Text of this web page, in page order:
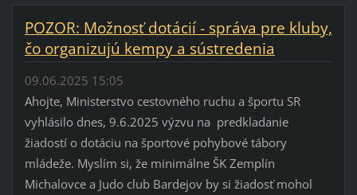
POZOR: Možnosť dotácií - správa pre kluby,
čo organizujú kempy a sústredenia
09.06.2025 15:05
Ahojte, Ministerstvo cestovného ruchu a športu SR
vyhlásilo dnes, 9.6.2025 výzvu na predkladanie
žiadostí o dotáciu na športové pohybové tábory
mládeže. Myslím si, že minimálne ŠK Zemplín
Michalovce a Judo club Bardejov by si žiadosť mohol